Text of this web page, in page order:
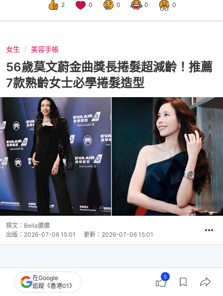
2 0 0 0 0
女生 美容手帳
56歲莫文蔚金曲獎長捲髮超減齡！推薦
7款熟齡女士必學捲髮造型
撰文： Bella儂儂
出版： 2026-07-06 15:01 更新： 2026-07-06 15:01
在Google
追蹤《香港01》
5